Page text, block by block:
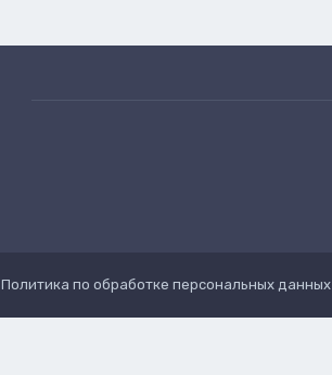
Политика по обработке персональных данных